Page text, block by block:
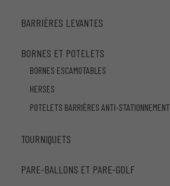
BARRIÈRES LEVANTES
BORNES ET POTELETS
BORNES ESCAMOTABLES
HERSES
POTELETS BARRIÈRES ANTI-STATIONNEMENT
TOURNIQUETS
PARE-BALLONS ET PARE-GOLF